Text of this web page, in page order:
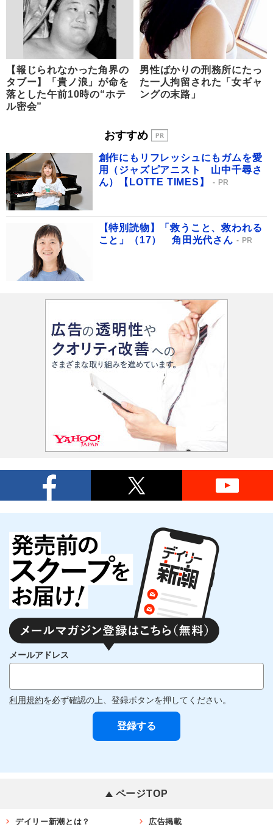
【報じられなかった角界の
タブー】「貴ノ浪」が命を
落とした午前10時の“ホテ
ル密会”
男性ばかりの刑務所にたっ
た一人拘留された「女ギャ
ングの末路」
おすすめ
創作にもリフレッシュにもガムを愛
用（ジャズピアニスト 山中千尋さ
ん）【LOTTE TIMES】
PR
【特別読物】「救うこと、救われる
こと」（17） 角田光代さん
PR
メールアドレス
利用規約を必ず確認の上、登録ボタンを押してください。
ページTOP
デイリー新潮とは？ 広告掲載